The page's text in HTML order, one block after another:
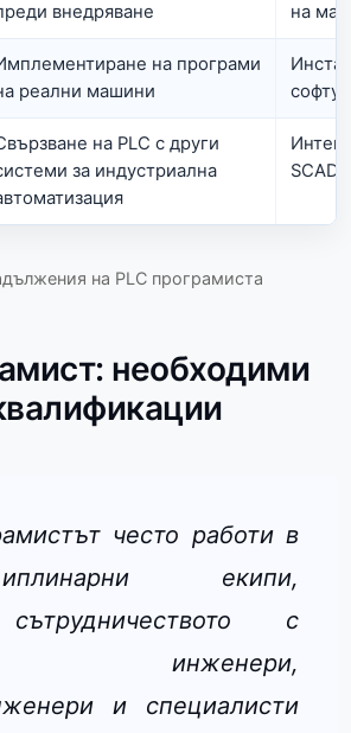
внедряване
на
на програми
реални машини
на PLC с други
за индустриална
на PLC програмиста
необходими
често работи в
екипи,
с
инженери,
и специалисти